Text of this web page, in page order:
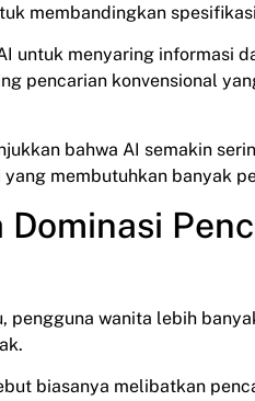
membandingkan
untuk menyaring informasi
pencarian konvensional
bahwa AI semakin
membutuhkan banyak
Dominasi
pengguna wanita lebih
biasanya melibatkan